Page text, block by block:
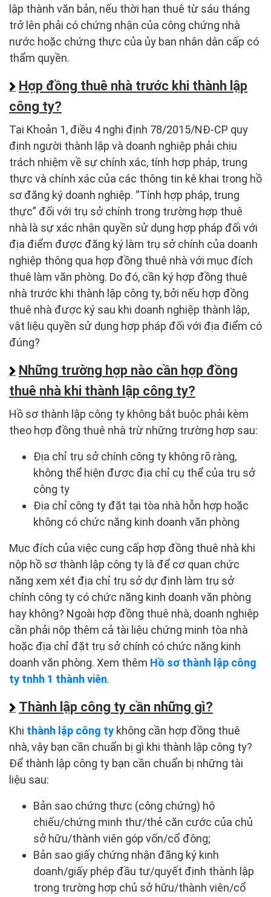
lập thành văn bản, nếu thời hạn thuê từ sáu tháng
trở lên phải có chứng nhận của công chứng nhà
nước hoặc chứng thực của ủy ban nhân dân cấp có
thẩm quyền.
Hợp đồng thuê nhà trước khi thành lập
công ty?
Tại Khoản 1, điều 4 nghị định 78/2015/NĐ-CP quy
định người thành lập và doanh nghiệp phải chịu
trách nhiệm về sự chính xác, tính hợp pháp, trung
thực và chính xác của các thông tin kê khai trong hồ
sơ đăng ký doanh nghiệp. “Tính hợp pháp, trung
thực” đối với trụ sở chính trong trường hợp thuê
nhà là sự xác nhận quyền sử dụng hợp pháp đối với
địa điểm được đăng ký làm trụ sở chính của doanh
nghiệp thông qua hợp đồng thuê nhà với mục đích
thuê làm văn phòng. Do đó, cần ký hợp đồng thuê
nhà trước khi thành lập công ty, bởi nếu hợp đồng
thuê nhà được ký sau khi doanh nghiệp thành lập,
vật liệu quyền sử dụng hợp pháp đối với địa điểm có
đúng?
Những trường hợp nào cần hợp đồng
thuê nhà khi thành lập công ty?
Hồ sơ thành lập công ty không bắt buộc phải kèm
theo hợp đồng thuê nhà trừ những trường hợp sau:
Địa chỉ trụ sở chính công ty không rõ ràng,
không thể hiện được địa chỉ cụ thể của trụ sở
công ty
Địa chỉ công ty đặt tại tòa nhà hỗn hợp hoặc
không có chức năng kinh doanh văn phòng
Mục đích của việc cung cấp hợp đồng thuê nhà khi
nộp hồ sơ thành lập công ty là để cơ quan chức
năng xem xét địa chỉ trụ sở dự định làm trụ sở
chính công ty có chức năng kinh doanh văn phòng
hay không? Ngoài hợp đồng thuê nhà, doanh nghiệp
cần phải nộp thêm cả tài liệu chứng minh tòa nhà
hoặc địa chỉ đặt trụ sở chính có chức năng kinh
doanh văn phòng. Xem thêm Hồ sơ thành lập công
ty tnhh 1 thành viên.
Thành lập công ty cần những gì?
Khi thành lập công ty không cần hợp đồng thuê
nhà, vậy bạn cần chuẩn bị gì khi thành lập công ty?
Để thành lập công ty bạn cần chuẩn bị những tài
liệu sau:
Bản sao chứng thực (công chứng) hộ
chiếu/chứng minh thư/thẻ căn cước của chủ
sở hữu/thành viên góp vốn/cổ đông;
Bản sao giấy chứng nhận đăng ký kinh
doanh/giấy phép đầu tư/quyết định thành lập
trong trường hợp chủ sở hữu/thành viên/cổ